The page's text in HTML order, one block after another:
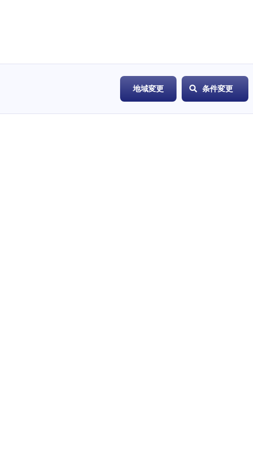
地域変更 条件変更